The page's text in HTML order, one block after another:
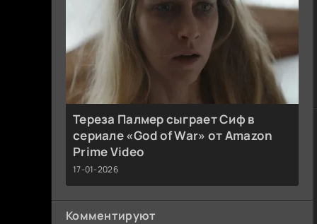
Тереза Палмер сыграет Сиф в
сериале «God of War» от Amazon
Prime Video
17-01-2026
Комментируют